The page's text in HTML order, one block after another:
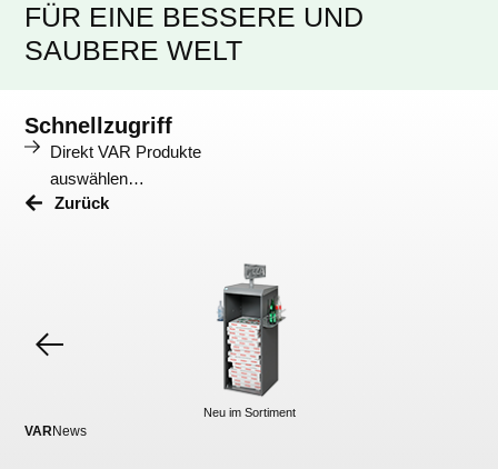
FÜR EINE BESSERE UND
SAUBERE WELT
Schnellzugriff
Direkt VAR Produkte
auswählen…
Zurück
Neu im Sortiment
VARNews